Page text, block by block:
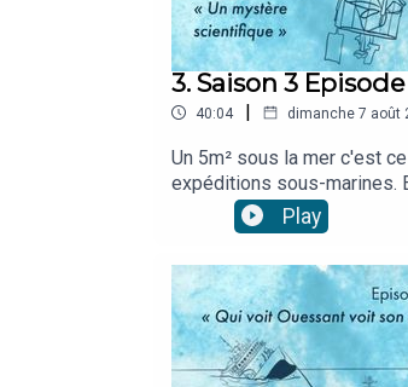
3. Saison 3
40:04 | dimanche 7 août
Un 5m² sous la mer c'est
expéditions sous-marines.
entrepris sur les anneaux
Cant dels Aucells Jordi
Play